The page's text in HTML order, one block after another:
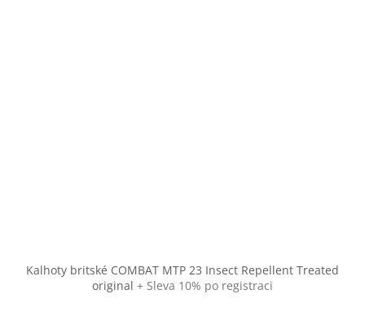
Kalhoty britské COMBAT MTP 23 Insect Repellent Treated
original + Sleva 10% po registraci